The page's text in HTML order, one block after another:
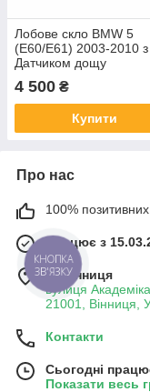
Лобове скло BMW 5
(E60/E61) 2003-2010 з
Датчиком дощу
квадратний до 3/2007 -
БМВ 5
4 500 ₴
Купити
Про нас
100% позитивних
Працює з
м. Вінниця
вулиця
21001, Вінниця,
Контакти
Сьогодні
Показати весь
КНОПКА
ЗВ'ЯЗКУ